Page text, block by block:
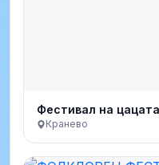
Фестивал на цацата
Кранево